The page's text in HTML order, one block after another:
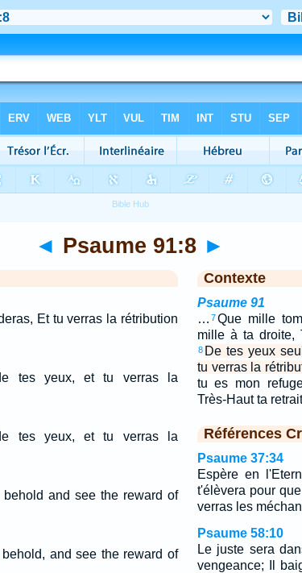
◄ Psaume 91:8 ►
Et tu verras la rétribution
tes yeux, et tu verras la
tes yeux, et tu verras la
and see the reward of
and see the reward of
Contexte
Psaume 91
… 7Que mille
mille à ta droite,
8 De tes yeux
tu verras la
tu es mon
Très-Haut ta
Références
Psaume 37:34
Espère en
t'élèvera pour
verras les
Psaume 58:10
Le juste sera
vengeance; Il